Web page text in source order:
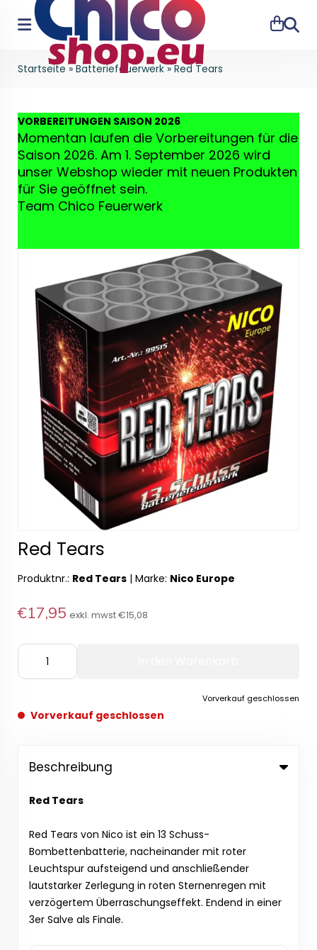
Suche
Startseite »Batteriefeuerwerk»Red Tears
VORBEREITUNGEN SAISON 2026
Momentan laufen die Vorbereitungen für die
Saison 2026. Am 1. September 2026 wird
unser Webshop wieder mit neuen Produkten
für Sie geöffnet sein.
Team Chico Feuerwerk
Red Tears
Produktnr.: Red Tears | Marke: Nico Europe
€17,95 exkl. mwst€15,08
Vorverkauf geschlossen
Vorverkauf geschlossen
Beschreibung
Red Tears
Red Tears von Nico ist ein 13 Schuss-
Bombettenbatterie, nacheinander mit roter
Leuchtspur aufsteigend und anschließender
lautstarker Zerlegung in roten Sternenregen mit
verzögertem Überraschungseffekt. Endend in einer
3er Salve als Finale.